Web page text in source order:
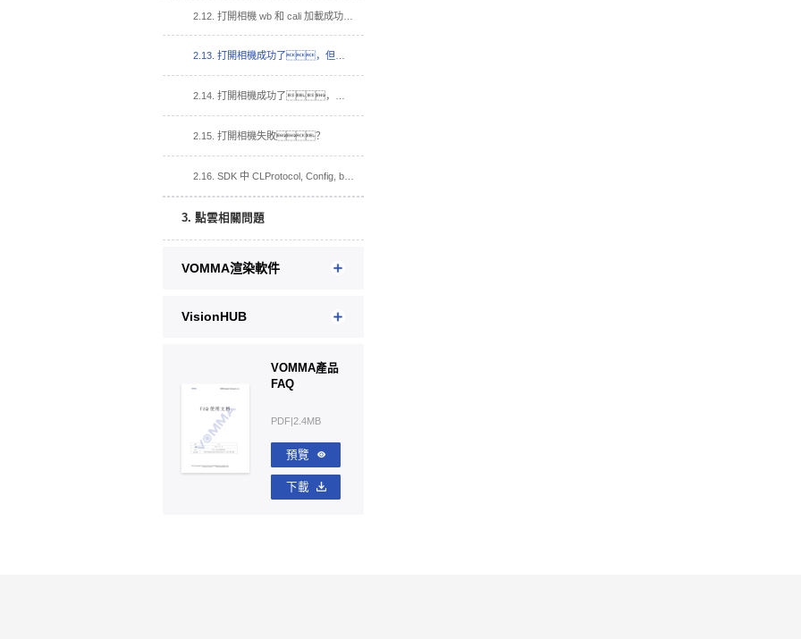
2.12. 打開相機 wb 和 cali 加載成功，打開視頻流回調函數沒有被調用？
2.13. 打開相機成功了，但加載 cali 失敗
2.15. 打開相機失敗？
2.16. SDK 中 CLProtocol, Config, bin 文件夾, 在我的工程中的用法？
3. 點雲相關問題
VOMMA渲染軟件
VisionHUB
VOMMA產品
FAQ
PDF|2.4MB
預覽
下載